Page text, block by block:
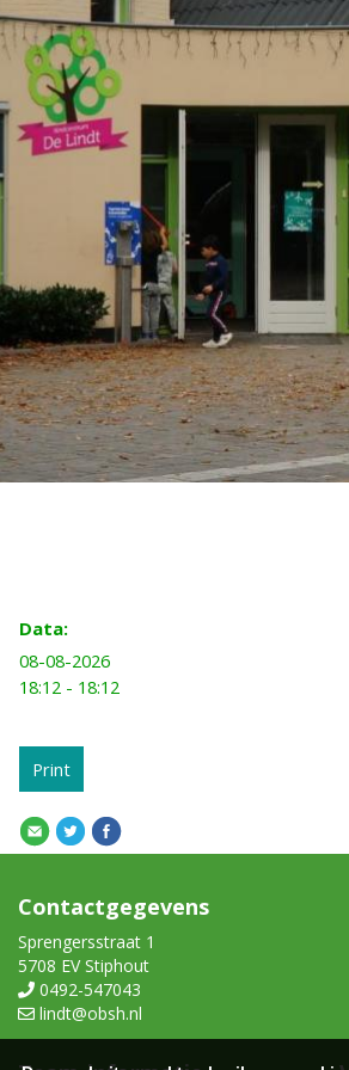
Data:
08-08-2026
18:12 - 18:12
Print
Contactgegevens
Sprengersstraat 1
5708 EV Stiphout
0492-547043
lindt@obsh.nl